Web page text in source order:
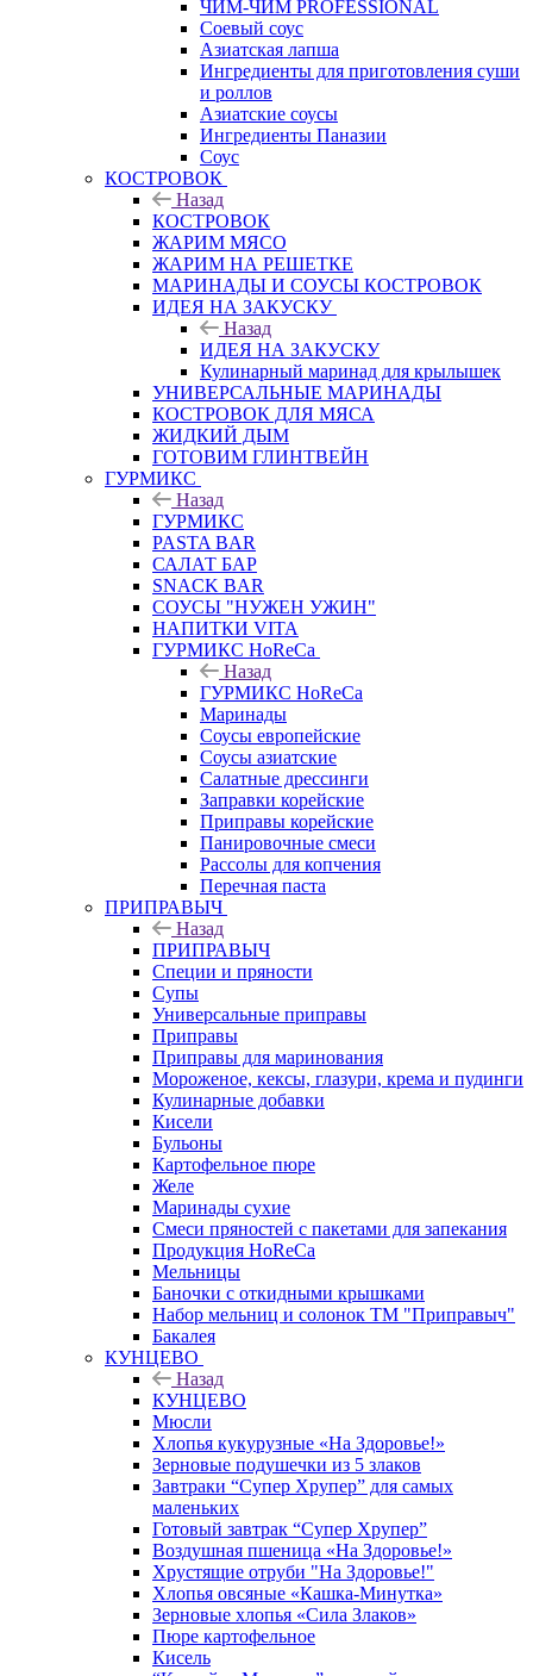
ЧИМ-ЧИМ PROFESSIONAL
Соевый соус
Азиатская лапша
Ингредиенты для приготовления суши
и роллов
Азиатские соусы
Ингредиенты Паназии
Соус
КОСТРОВОК
Назад
КОСТРОВОК
ЖАРИМ МЯСО
ЖАРИМ НА РЕШЕТКЕ
МАРИНАДЫ И СОУСЫ КОСТРОВОК
ИДЕЯ НА ЗАКУСКУ
Назад
ИДЕЯ НА ЗАКУСКУ
Кулинарный маринад для крылышек
УНИВЕРСАЛЬНЫЕ МАРИНАДЫ
КОСТРОВОК ДЛЯ МЯСА
ЖИДКИЙ ДЫМ
ГОТОВИМ ГЛИНТВЕЙН
ГУРМИКС
Назад
ГУРМИКС
PASTA BAR
САЛАТ БАР
SNACK BAR
СОУСЫ "НУЖЕН УЖИН"
НАПИТКИ VITA
ГУРМИКС HoReCa
Назад
ГУРМИКС HoReCa
Маринады
Соусы европейские
Соуcы азиатские
Салатные дрессинги
Заправки корейские
Приправы корейские
Панировочные смеси
Рассолы для копчения
Перечная паста
ПРИПРАВЫЧ
Назад
ПРИПРАВЫЧ
Специи и пряности
Супы
Универсальные приправы
Приправы
Приправы для маринования
Мороженое, кексы, глазури, крема и пудинги
Кулинарные добавки
Кисели
Бульоны
Картофельное пюре
Желе
Маринады сухие
Смеси пряностей с пакетами для запекания
Продукция HoReCa
Мельницы
Баночки с откидными крышками
Набор мельниц и солонок ТМ "Приправыч"
Бакалея
КУНЦЕВО
Назад
КУНЦЕВО
Мюсли
Хлопья кукурузные «На Здоровье!»
Зерновые подушечки из 5 злаков
Завтраки “Супер Хрупер” для самых
маленьких
Готовый завтрак “Супер Хрупер”
Воздушная пшеница «На Здоровье!»
Хрустящие отруби "На Здоровье!"
Хлопья овсяные «Кашка-Минутка»
Зерновые хлопья «Сила Злаков»
Пюре картофельное
Кисель